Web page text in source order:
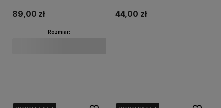
89,00 zł
Rozmiar:
44,00 zł